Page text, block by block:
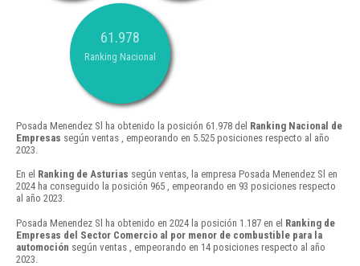
61.978
Ranking Nacional
Posada Menendez Sl ha obtenido la posición 61.978 del Ranking Nacional de
Empresas según ventas , empeorando en 5.525 posiciones respecto al año
2023.
En el Ranking de Asturias según ventas, la empresa Posada Menendez Sl en
2024 ha conseguido la posición 965 , empeorando en 93 posiciones respecto
al año 2023.
Posada Menendez Sl ha obtenido en 2024 la posición 1.187 en el Ranking de
Empresas del Sector Comercio al por menor de combustible para la
automoción según ventas , empeorando en 14 posiciones respecto al año
2023.